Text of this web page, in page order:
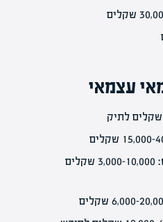
עצמאי
3,000-10,000 שקלים